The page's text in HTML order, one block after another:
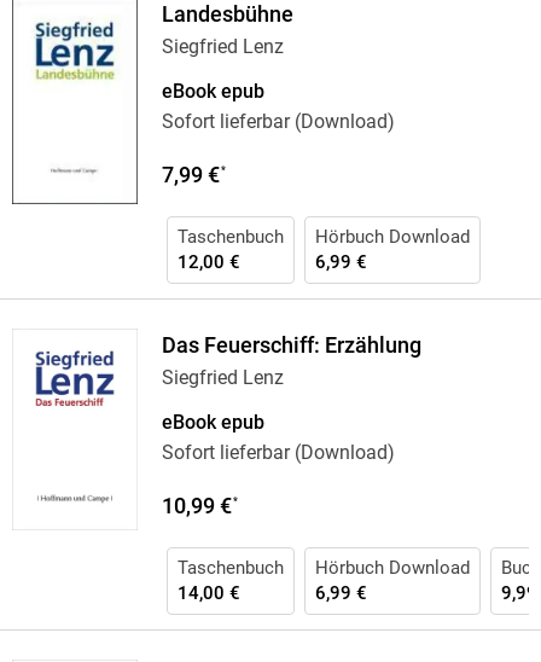
Landesbühne
Siegfried Lenz
eBook epub
Sofort lieferbar (Download)
7,99 €*
Taschenbuch
12,00 €
Hörbuch Download
6,99 €
Das Feuerschiff: Erzählung
Siegfried Lenz
eBook epub
Sofort lieferbar (Download)
10,99 €*
Taschenbuch
14,00 €
Hörbuch Download
6,99 €
9,99